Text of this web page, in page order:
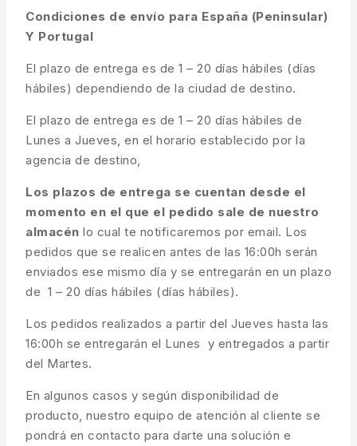
Condiciones de envío para España (Peninsular)
Y Portugal
El plazo de entrega es de 1 – 20 días hábiles (días
hábiles) dependiendo de la ciudad de destino.
El plazo de entrega es de 1 – 20 días hábiles de
Lunes a Jueves, en el horario establecido por la
agencia de destino,
Los plazos de entrega se cuentan desde el
momento en el que el pedido sale de nuestro
almacén lo cual te notificaremos por email. Los
pedidos que se realicen antes de las 16:00h serán
enviados ese mismo día y se entregarán en un plazo
de 1 – 20 días hábiles (días hábiles).
Los pedidos realizados a partir del Jueves hasta las
16:00h se entregarán el Lunes y entregados a partir
del Martes.
En algunos casos y según disponibilidad de
producto, nuestro equipo de atención al cliente se
pondrá en contacto para darte una solución e